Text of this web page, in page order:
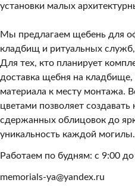
установки малых
Мы предлагаем щебень для
кладбищ и ритуальных
Для тех, кто планирует
доставка щебня на
материала к месту монтажа.
цветами позволяет
сдержанных облицовок до
уникальность каждой могилы.
Работаем по будням: с 9:00
memorials-ya@yandex.ru